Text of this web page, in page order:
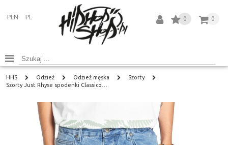
PLN PL 0
0
HHS Odzież Odzież męska
Szorty
Szorty Just Rhyse spodenki Classico…